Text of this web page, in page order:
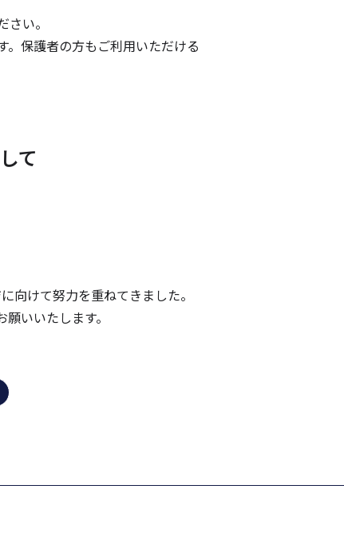
い。
。保護者の方もご利用いただける
て
向けて努力を重ねてきました。
いいたします。